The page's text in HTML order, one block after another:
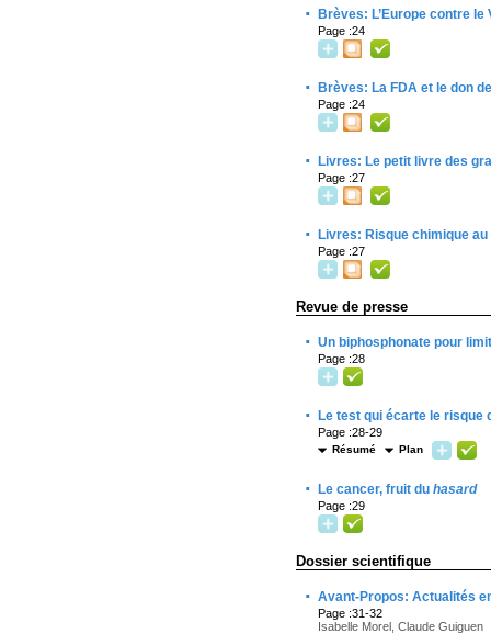
· Brèves: L’Europe contre le
Page :24
· Brèves: La FDA et le don
Page :24
· Livres: Le petit livre des
Page :27
· Livres: Risque chimique
Page :27
Revue de presse
· Un biphosphonate pour
Page :28
· Le test qui écarte le risque
Page :28-29
Résumé Plan
· Le cancer, fruit du hasard
Page :29
Dossier scientifique
· Avant-Propos: Actualités
Page :31-32
Isabelle Morel, Claude Guiguen